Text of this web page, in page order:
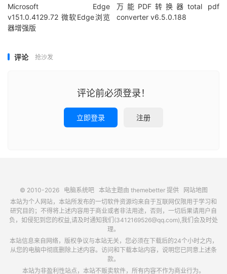
Microsoft Edge
v151.0.4129.72 微软Edge浏览
器增强版
万能PDF转换器total pdf
converter v6.5.0.188
评论 抢沙发
评论前必须登录！
立即登录 注册
© 2010-2026 电脑系统吧本站主题由 themebetter提供
网站地图
本站为个人网站，本站所发布的一切软件资源均来自于互联网仅限用于学习和
研究目的；不得将上述内容用于商业或者非法用途，否则，一切后果请用户自
负，如侵犯到您的权益,请及时通知我们(3412169526@qq.com),我们会及时处
理。
本站信息来自网络，版权争议与本站无关，您必须在下载后的24个小时之内，
从您的电脑中彻底删除上述内容。访问和下载本站内容，说明您已同意上述条
款。
本站为非盈利性站点，本站不贩卖软件，所有内容不作为商业行为。